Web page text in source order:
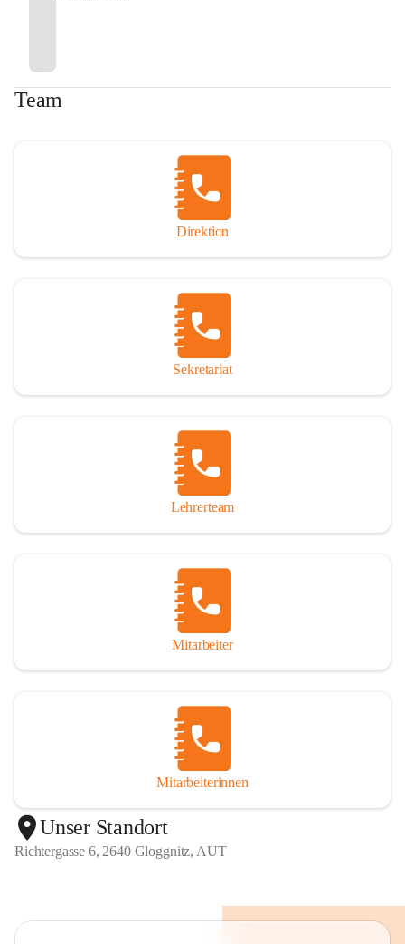
Team
Direktion
Sekretariat
Lehrerteam
Mitarbeiter
Mitarbeiterinnen
+1
Unser Standort
Richtergasse 6, 2640 Gloggnitz, AUT